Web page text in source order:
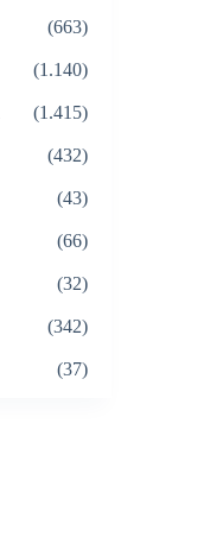
(663)
(1.140)
(1.415)
(432)
(43)
(66)
(32)
(342)
(37)